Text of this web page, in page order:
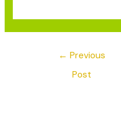
← Previous
Post